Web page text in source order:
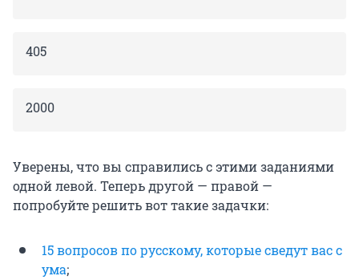
405
2000
Уверены, что вы справились с этими заданиями
одной левой. Теперь другой — правой —
попробуйте решить вот такие задачки:
15 вопросов по русскому, которые сведут вас с
ума;